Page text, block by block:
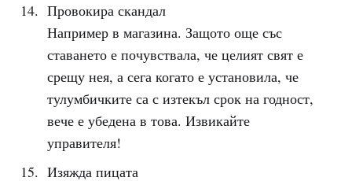
Провокира скандал
Например в магазина. Защото още със
ставането е почувствала, че целият свят е
срещу нея, а сега когато е установила, че
тулумбичките са с изтекъл срок на годност,
вече е убедена в това. Извикайте
управителя!
Изяжда пицата